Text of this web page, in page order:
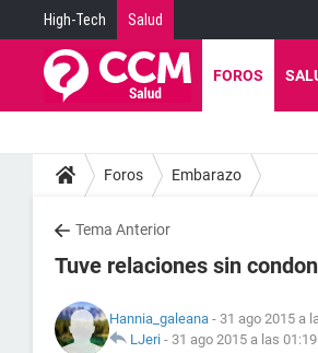
High-Tech Salud
FOROS
Foros Embarazo
Tema Anterior
Tuve relaciones sin
Hannia_galeana - 31 ago 2015 a
LJeri - 31 ago 2015 a las 01:19